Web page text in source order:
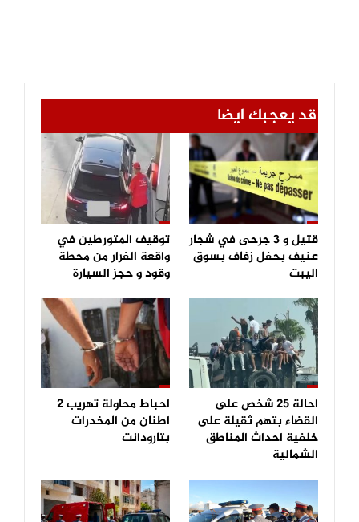
قد يعجبك ايضا
قتيل و 3 جرحى في شجار
عنيف بحفل زفاف بسوق
اليبت
توقيف المتورطين في
واقعة الفرار من محطة
وقود و حجز السيارة
احالة 25 شخص على
القضاء بتهم ثقيلة على
خلفية احداث المناطق
الشمالية
احباط محاولة تهريب 2
اطنان من المخدرات
بتارودانت